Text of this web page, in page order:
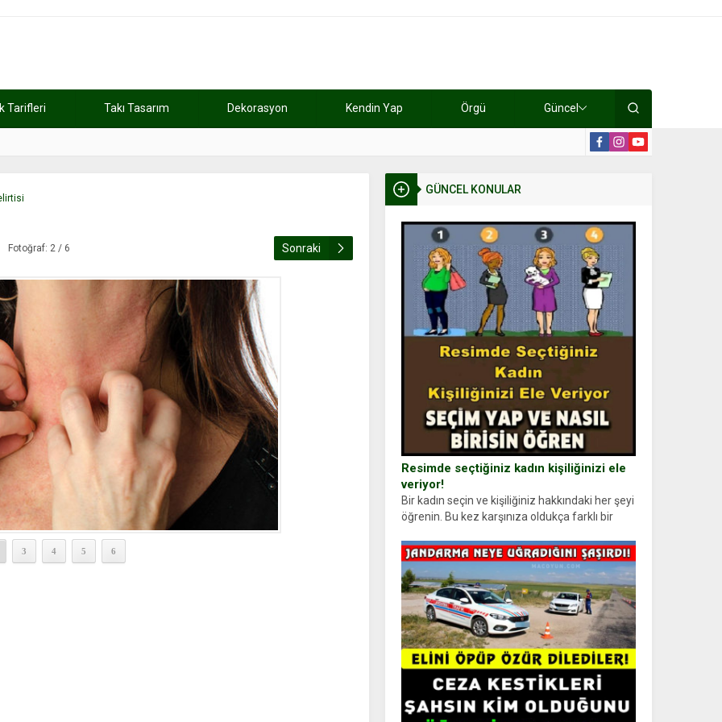
Tarifleri Takı Tasarım Dekorasyon Kendin Yap Örgü Güncel
GÜNCEL KONULAR
Resimde seçtiğiniz kadın kişiliğinizi ele
veriyor!
Bir kadın seçin ve kişiliğiniz hakkındaki her şeyi
öğrenin. Bu kez karşınıza oldukça farklı bir
kadın figürlerinden dikkatinizi en...
Fotoğraf: 2 / 6 Sonraki
3 4 5 6